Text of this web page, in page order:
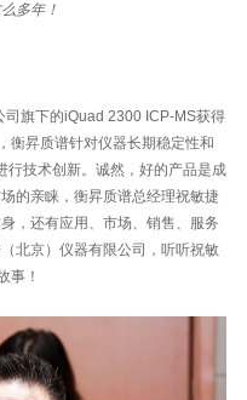
多年！
旗下的iQuad 2300 ICP-MS获得
衡昇质谱针对仪器长期稳定性和
行技术创新。诚然，好的产品是成
的亲睐，衡昇质谱总经理祝敏捷
，还有应用、市场、销售、服务
北京）仪器有限公司，听听祝敏
事！